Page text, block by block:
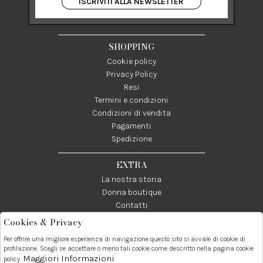
84122 Salerno Italia
P IVA 03024950655
SHOPPING
Cookie policy
Privacy Policy
Resi
Termini e condizioni
Condizioni di vendita
Pagamenti
Spedizione
EXTRA
La nostra storia
Donna boutique
Contatti
Telefono:
089237858
Whatsapp:
3338855601
Contatti:
info@donna1981.it
Cookies & Privacy
Per offrire una migliore esperienza di navigazione questo sito si avvale di cookie di
profilazione. Scegli se accettare o meno tali cookie come descritto nella pagina cookie
policy. Maggiori Informazioni